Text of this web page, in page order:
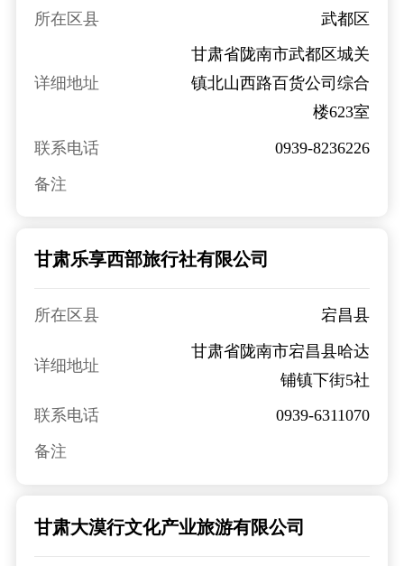
所在区县 武都区
详细地址
甘肃省陇南市武都区城关
镇北山西路百货公司综合
楼623室
联系电话
0939-8236226
备注
甘肃乐享西部旅行社有限公司
所在区县 宕昌县
详细地址
甘肃省陇南市宕昌县哈达
铺镇下街5社
联系电话
0939-6311070
备注
甘肃大漠行文化产业旅游有限公司